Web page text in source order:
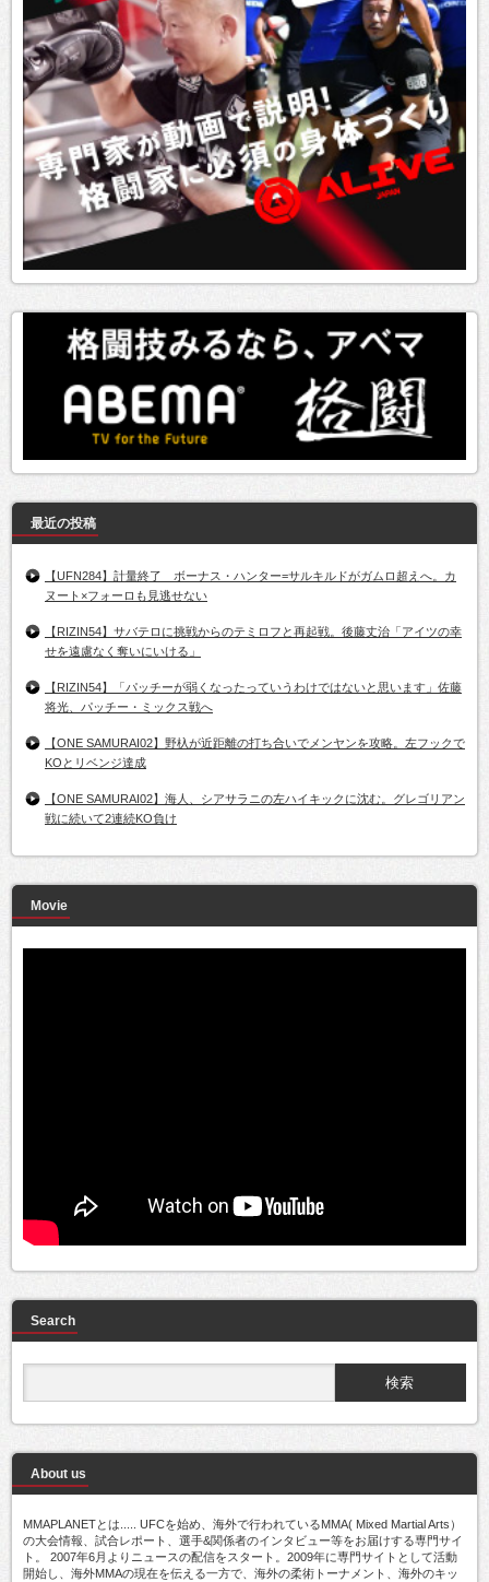
最近の投稿
【UFN284】計量終了 ボーナス・ハンター=サルキルドがガムロ超えへ。カ
ヌート×フォーロも見逃せない
【RIZIN54】サバテロに挑戦からのテミロフと再起戦。後藤丈治「アイツの幸
せを遠慮なく奪いにいける」
【RIZIN54】「パッチーが弱くなったっていうわけではないと思います」佐藤
将光、パッチー・ミックス戦へ
【ONE SAMURAI02】野杁が近距離の打ち合いでメンヤンを攻略。左フックで
KOとリベンジ達成
【ONE SAMURAI02】海人、シアサラニの左ハイキックに沈む。グレゴリアン
戦に続いて2連続KO負け
Movie
Search
About us
MMAPLANETとは..... UFCを始め、海外で行われているMMA( Mixed Martial Arts）
の大会情報、試合レポート、選手&関係者のインタビュー等をお届けする専門サイ
ト。 2007年6月よりニュースの配信をスタート。2009年に専門サイトとして活動
開始し、海外MMAの現在を伝える一方で、海外の柔術トーナメント、海外のキッ